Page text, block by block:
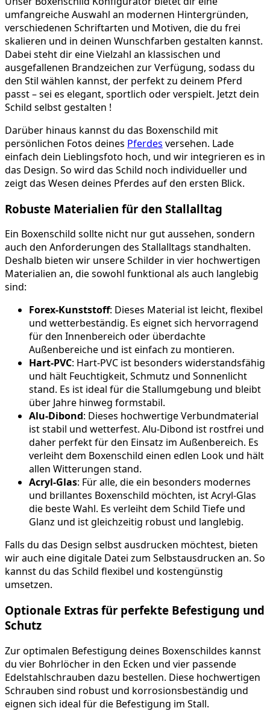
umfangreiche Auswahl an modernen Hintergründen,
verschiedenen Schriftarten und Motiven, die du frei
skalieren und in deinen Wunschfarben gestalten kannst.
Dabei steht dir eine Vielzahl an klassischen und
ausgefallenen Brandzeichen zur Verfügung, sodass du
den Stil wählen kannst, der perfekt zu deinem Pferd
passt – sei es elegant, sportlich oder verspielt. Jetzt dein
Schild selbst gestalten !
Darüber hinaus kannst du das Boxenschild mit
persönlichen Fotos deines Pferdes versehen. Lade
einfach dein Lieblingsfoto hoch, und wir integrieren es in
das Design. So wird das Schild noch individueller und
zeigt das Wesen deines Pferdes auf den ersten Blick.
Robuste Materialien für den Stallalltag
Ein Boxenschild sollte nicht nur gut aussehen, sondern
auch den Anforderungen des Stallalltags standhalten.
Deshalb bieten wir unsere Schilder in vier hochwertigen
Materialien an, die sowohl funktional als auch langlebig
sind:
Forex-Kunststoff: Dieses Material ist leicht, flexibel
und wetterbeständig. Es eignet sich hervorragend
für den Innenbereich oder überdachte
Außenbereiche und ist einfach zu montieren.
Hart-PVC: Hart-PVC ist besonders widerstandsfähig
und hält Feuchtigkeit, Schmutz und Sonnenlicht
stand. Es ist ideal für die Stallumgebung und bleibt
über Jahre hinweg formstabil.
Alu-Dibond: Dieses hochwertige Verbundmaterial
ist stabil und wetterfest. Alu-Dibond ist rostfrei und
daher perfekt für den Einsatz im Außenbereich. Es
verleiht dem Boxenschild einen edlen Look und hält
allen Witterungen stand.
Acryl-Glas: Für alle, die ein besonders modernes
und brillantes Boxenschild möchten, ist Acryl-Glas
die beste Wahl. Es verleiht dem Schild Tiefe und
Glanz und ist gleichzeitig robust und langlebig.
Falls du das Design selbst ausdrucken möchtest, bieten
wir auch eine digitale Datei zum Selbstausdrucken an. So
kannst du das Schild flexibel und kostengünstig
umsetzen.
Optionale Extras für perfekte Befestigung und
Schutz
Zur optimalen Befestigung deines Boxenschildes kannst
du vier Bohrlöcher in den Ecken und vier passende
Edelstahlschrauben dazu bestellen. Diese hochwertigen
Schrauben sind robust und korrosionsbeständig und
eignen sich ideal für die Befestigung im Stall.